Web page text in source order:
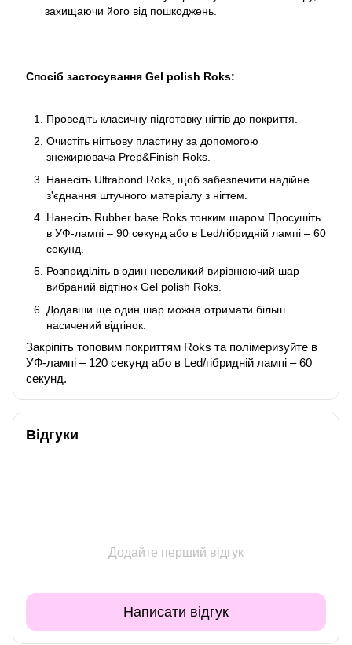
захищаючи його від пошкоджень.
Спосіб застосування Gel polish Roks:
Проведіть класичну підготовку нігтів до покриття.
Очистіть нігтьову пластину за допомогою
знежирювача Prep&Finish Roks.
Нанесіть Ultrabond Roks, щоб забезпечити надійне
з'єднання штучного матеріалу з нігтем.
Нанесіть Rubber base Roks тонким шаром.Просушіть
в УФ-лампі – 90 секунд або в Led/гібридній лампі – 60
секунд.
Розприділіть в один невеликий вирівнюючий шар
вибраний відтінок Gel polish Roks.
Додавши ще один шар можна отримати більш
насичений відтінок.
Закріпіть топовим покриттям Roks та полімеризуйте в
УФ-лампі – 120 секунд або в Led/гібридній лампі – 60
секунд.
Відгуки
Додайте перший відгук
Написати відгук